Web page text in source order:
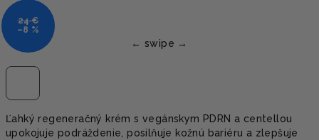
Ľahký regeneračný krém s vegánskym PDRN a centellou
upokojuje podráždenie, posilňuje kožnú bariéru a zlepšuje
24 €
–8 %